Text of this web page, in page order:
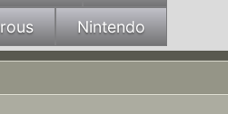
Nintendo